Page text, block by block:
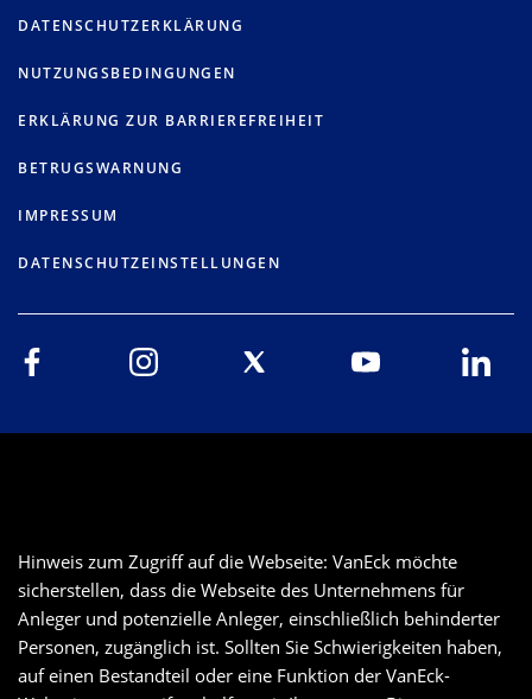
DATENSCHUTZERKLÄRUNG
NUTZUNGSBEDINGUNGEN
ERKLÄRUNG ZUR BARRIEREFREIHEIT
BETRUGSWARNUNG
IMPRESSUM
DATENSCHUTZEINSTELLUNGEN
Hinweis zum Zugriff auf die Webseite: VanEck möchte
sicherstellen, dass die Webseite des Unternehmens für
Anleger und potenzielle Anleger, einschließlich behinderter
Personen, zugänglich ist. Sollten Sie Schwierigkeiten haben,
auf einen Bestandteil oder eine Funktion der VanEck-